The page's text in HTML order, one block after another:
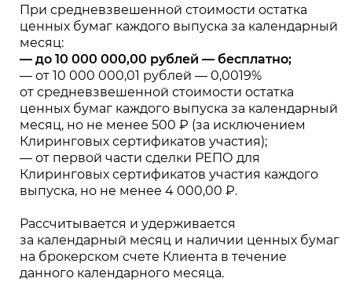
При средневзвешенной стоимости остатка
ценных бумаг каждого выпуска за календарный
месяц:
— до 10 000 000,00 рублей — бесплатно;
— от 10 000 000,01 рублей — 0,0019%
от средневзвешенной стоимости остатка
ценных бумаг каждого выпуска за календарный
месяц, но не менее 500 ₽ (за исключением
Клиринговых сертификатов участия);
— от первой части сделки РЕПО для
Клиринговых сертификатов участия каждого
выпуска, но не менее 4 000,00 ₽.
Рассчитывается и удерживается
за календарный месяц и наличии ценных бумаг
на брокерском счете Клиента в течение
данного календарного месяца.